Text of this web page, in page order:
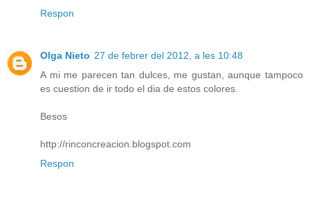
Respon
Olga Nieto 27 de febrer del 2012, a les 10:48
A mi me parecen tan dulces, me gustan, aunque tampoco
es cuestion de ir todo el dia de estos colores.
Besos
http://rinconcreacion.blogspot.com
Respon